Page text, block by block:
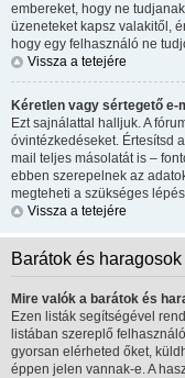
embereket, hogy ne
üzeneteket kapsz valakitől,
hogy egy felhasználó ne
Vissza a tetejére
Kéretlen vagy sértegető
Ezt sajnálattal halljuk. A
óvintézkedéseket. Értesítsd
mail teljes másolatát is –
ebben szerepelnek az
megteheti a szükséges
Vissza a tetejére
Barátok és haragosok
Mire valók a barátok és
Ezen listák segítségével
listában szereplő
gyorsan elérheted őket,
éppen jelen vannak-e. A